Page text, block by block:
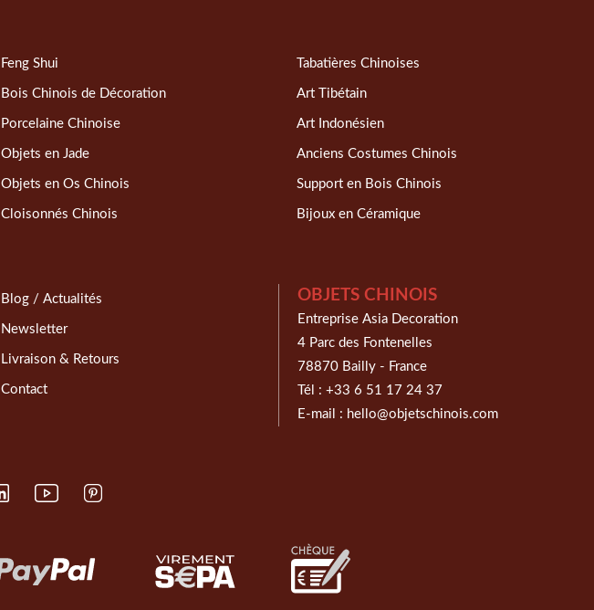
Feng Shui
Bois Chinois de Décoration
Porcelaine Chinoise
Objets en Jade
Objets en Os Chinois
Cloisonnés Chinois
Tabatières Chinoises
Art Tibétain
Art Indonésien
Anciens Costumes Chinois
Support en Bois Chinois
Bijoux en Céramique
Blog / Actualités
Newsletter
Livraison & Retours
Contact
OBJETS CHINOIS
Entreprise Asia Decoration
4 Parc des Fontenelles
78870 Bailly - France
Tél : +33 6 51 17 24 37
E-mail : hello@objetschinois.com